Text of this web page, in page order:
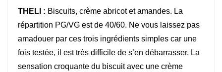
THELI : Biscuits, crème abricot et amandes. La
répartition PG/VG est de 40/60. Ne vous laissez pas
amadouer par ces trois ingrédients simples car une
fois testée, il est très difficile de s’en débarrasser. La
sensation croquante du biscuit avec une crème